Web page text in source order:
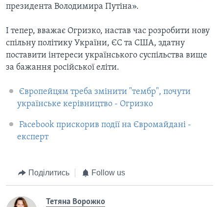
президента Володимира Путіна».
І тепер, вважає Огризко, настав час розробити нову
спільну політику України, ЄС та США, здатну
поставити інтереси українського суспільства вище
за бажання російської еліти.
Європейцям треба змінити "тембр", почути
українське керівництво - Огризко
Facebook прискорив події на Євромайдані -
експерт
Поділитись Follow us
Тетяна Ворожко